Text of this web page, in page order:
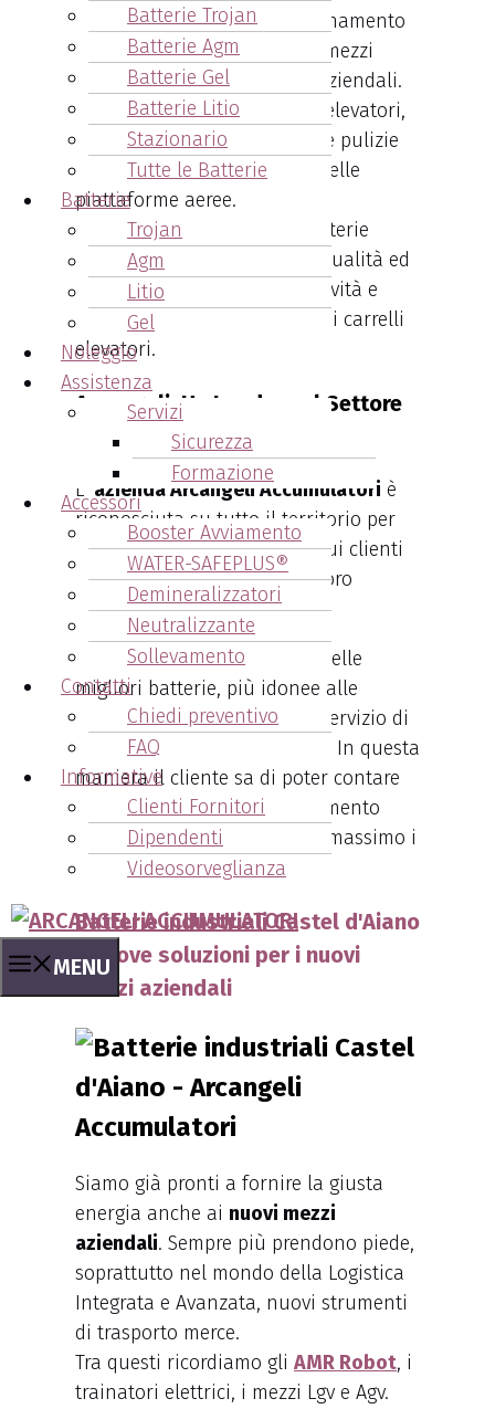
Batterie Trojan
Batterie Agm
Batterie Gel
Batterie Litio
Stazionario
Tutte le Batterie
Batterie
Trojan
Agm
Litio
Gel
Noleggio
Assistenza
Servizi
Sicurezza
Formazione
Accessori
Booster Avviamento
WATER-SAFEPLUS®
Demineralizzatori
Neutralizzante
Sollevamento
Contatti
Chiedi preventivo
FAQ
Informative
Clienti Fornitori
Dipendenti
Videosorveglianza
MENU
critico nel garantire il funzionamento
regolare e senza intoppi dei mezzi
adibiti alle normali attività aziendali.
Citiamo ad esempio: carrelli elevatori,
transpallet, macchinari per le pulizie
industriali, l’alimentazione delle
piattaforme aeree.
E’ importante scegliere le batterie
industriali in base alla loro qualità ed
al loro impatto sulla produttività e
l’efficienza dell’intera flotta di carrelli
elevatori.
Arcangeli: Un Leader nel Settore
delle Batterie Industriali
L ‘ azienda Arcangeli Accumulatori è
riconosciuta su tutto il territorio per
l’assistenza che fornisce ai sui clienti
per le batterie industriali a loro
fornite.
L’assistenza sia nella scelta delle
migliori batterie, più idonee alle
esigenze del cliente, sia nel servizio di
manutenzione programmata. In questa
maniera il cliente sa di poter contare
su Arcangeli in qualsiasi momento
abbia bisogno, riducendo al massimo i
tempi di fermo macchina.
Batterie industriali Castel d'Aiano
- Nuove soluzioni per i nuovi
mezzi aziendali
Siamo già pronti a fornire la giusta
energia anche ai nuovi mezzi
aziendali. Sempre più prendono piede,
soprattutto nel mondo della Logistica
Integrata e Avanzata, nuovi strumenti
di trasporto merce.
Tra questi ricordiamo gli AMR Robot, i
trainatori elettrici, i mezzi Lgv e Agv.